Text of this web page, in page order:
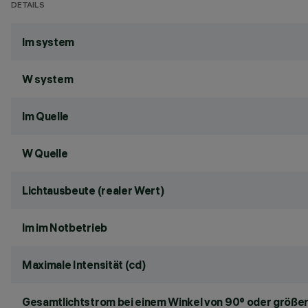
DETAILS
lm system
W system
lm Quelle
W Quelle
Lichtausbeute (realer Wert)
lm im Notbetrieb
Maximale Intensität (cd)
Gesamtlichtstrom bei einem Winkel von 90° oder